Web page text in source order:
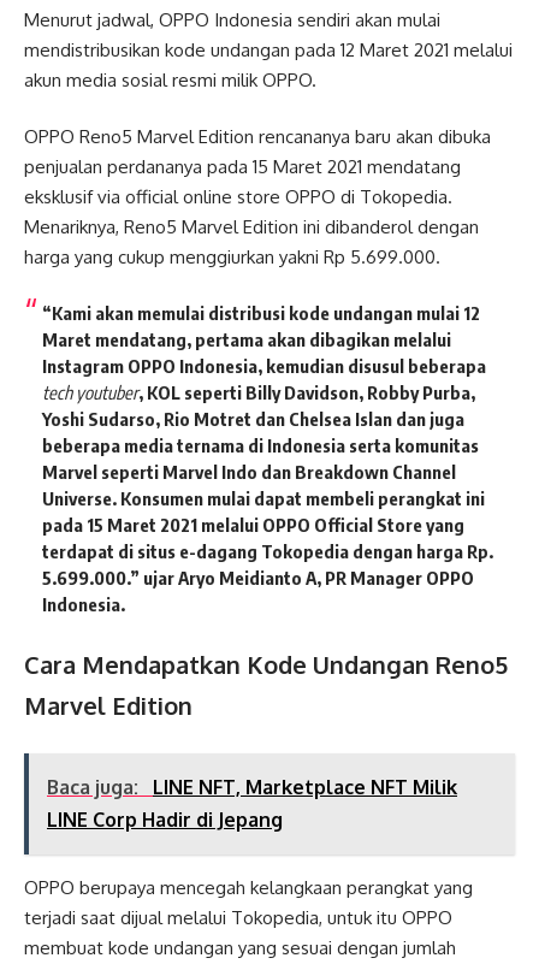
Menurut jadwal, OPPO Indonesia sendiri akan mulai
mendistribusikan kode undangan pada 12 Maret 2021 melalui
akun media sosial resmi milik OPPO.
OPPO Reno5 Marvel Edition rencananya baru akan dibuka
penjualan perdananya pada 15 Maret 2021 mendatang
eksklusif via official online store OPPO di Tokopedia.
Menariknya, Reno5 Marvel Edition ini dibanderol dengan
harga yang cukup menggiurkan yakni Rp 5.699.000.
“Kami akan memulai distribusi kode undangan mulai 12
Maret mendatang, pertama akan dibagikan melalui
Instagram OPPO Indonesia, kemudian disusul beberapa
tech youtuber, KOL seperti Billy Davidson, Robby Purba,
Yoshi Sudarso, Rio Motret dan Chelsea Islan dan juga
beberapa media ternama di Indonesia serta komunitas
Marvel seperti Marvel Indo dan Breakdown Channel
Universe. Konsumen mulai dapat membeli perangkat ini
pada 15 Maret 2021 melalui OPPO Official Storeyang
terdapat di situs e-dagang Tokopedia dengan harga Rp.
5.699.000.” ujarAryo Meidianto A, PR Manager OPPO
Indonesia.
Cara Mendapatkan Kode Undangan Reno5
Marvel Edition
Baca juga:
LINE NFT, Marketplace NFT Milik
LINE Corp Hadir di Jepang
OPPO berupaya mencegah kelangkaan perangkat yang
terjadi saat dijual melalui Tokopedia, untuk itu OPPO
membuat kode undangan yang sesuai dengan jumlah